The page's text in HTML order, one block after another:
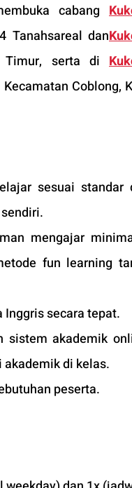
cabang
Tanahsareal dan
Timur, serta di
Coblong,
sesuai standar
mengajar
fun learning
secara tepat.
sistem akademik
di kelas.
peserta.